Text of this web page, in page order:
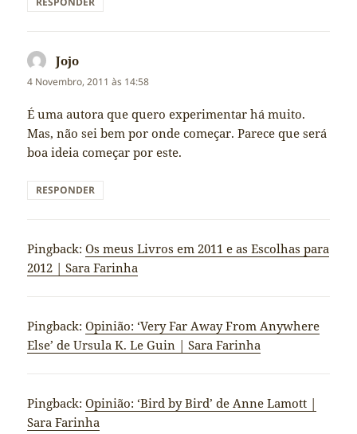
Jojo
4 Novembro, 2011 às 14:58
É uma autora que quero experimentar há muito.
Mas, não sei bem por onde começar. Parece que será
boa ideia começar por este.
RESPONDER
Pingback:Os meus Livros em 2011 e as Escolhas para
2012 | Sara Farinha
Pingback:Opinião: ‘Very Far Away From Anywhere
Else’ de Ursula K. Le Guin | Sara Farinha
Pingback:Opinião: ‘Bird by Bird’ de Anne Lamott |
Sara Farinha